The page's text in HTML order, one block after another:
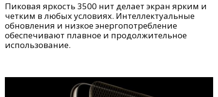
Пиковая яркость 3500 нит делает экран ярким и
четким в любых условиях. Интеллектуальные
обновления и низкое энергопотребление
обеспечивают плавное и продолжительное
использование.